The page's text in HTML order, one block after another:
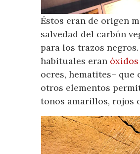
Éstos eran de origen
salvedad del carbón
para los trazos negros.
habituales eran
ocres, hematites– que
otros elementos
tonos amarillos, rojos